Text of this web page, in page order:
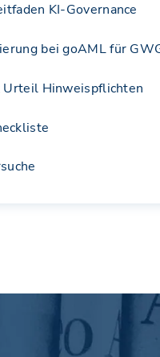
KI-Governance
bei goAML für
Urteil Hinweispflichten